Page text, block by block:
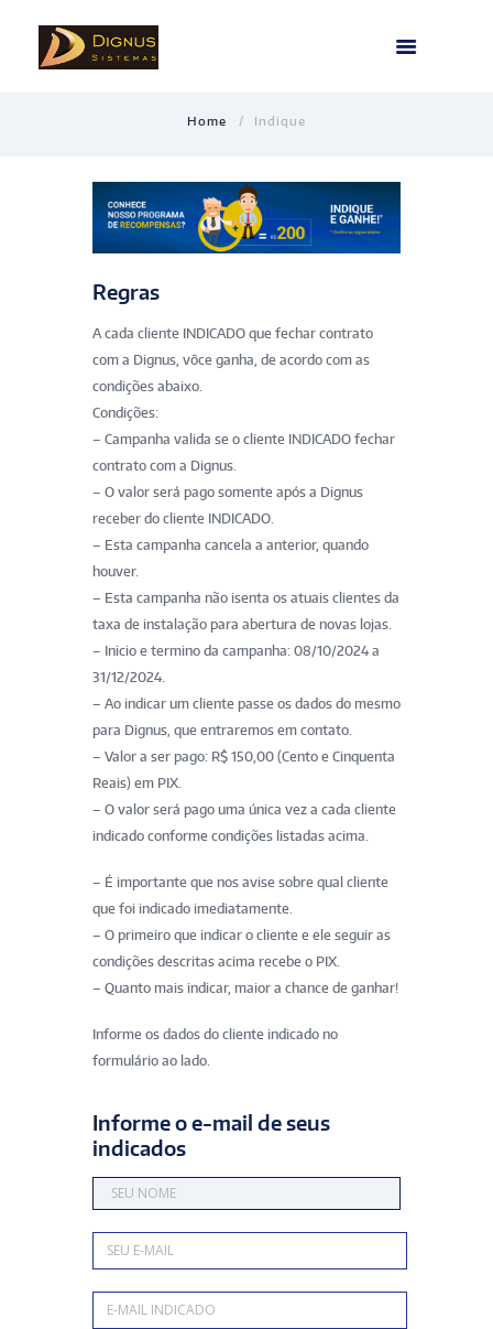
Home Indique
Regras
A cada cliente INDICADO que fechar contrato
com a Dignus, vôce ganha, de acordo com as
condições abaixo.
Condições:
– Campanha valida se o cliente INDICADO fechar
contrato com a Dignus.
– O valor será pago somente após a Dignus
receber do cliente INDICADO.
– Esta campanha cancela a anterior, quando
houver.
– Esta campanha não isenta os atuais clientes da
taxa de instalação para abertura de novas lojas.
– Inicio e termino da campanha: 08/10/2024 a
31/12/2024.
– Ao indicar um cliente passe os dados do mesmo
para Dignus, que entraremos em contato.
– Valor a ser pago: R$ 150,00 (Cento e Cinquenta
Reais) em PIX.
– O valor será pago uma única vez a cada cliente
indicado conforme condições listadas acima.
– É importante que nos avise sobre qual cliente
que foi indicado imediatamente.
– O primeiro que indicar o cliente e ele seguir as
condições descritas acima recebe o PIX.
– Quanto mais indicar, maior a chance de ganhar!
Informe os dados do cliente indicado no
formulário ao lado.
Informe o e-mail de seus
indicados